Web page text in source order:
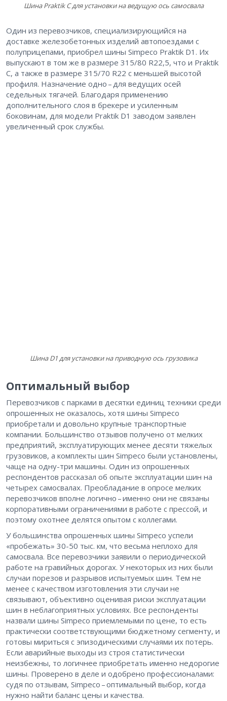
Шина Praktik C для установки на ведущую ось самосвала
Один из перевозчиков, специализирующийся на
доставке железобетонных изделий автопоездами с
полуприцепами, приобрел шины Simpeco Praktik D1. Их
выпускают в том же в размере 315/80 R22,5, что и Praktik
С, а также в размере 315/70 R22 с меньшей высотой
профиля. Назначение одно – для ведущих осей
седельных тягачей. Благодаря применению
дополнительного слоя в брекере и усиленным
боковинам, для модели Praktik D1 заводом заявлен
увеличенный срок службы.
Шина D1 для установки на приводную ось грузовика
Оптимальный выбор
Перевозчиков с парками в десятки единиц техники среди
опрошенных не оказалось, хотя шины Simpeco
приобретали и довольно крупные транспортные
компании. Большинство отзывов получено от мелких
предприятий, эксплуатирующих менее десяти тяжелых
грузовиков, а комплекты шин Simpeco были установлены,
чаще на одну-три машины. Один из опрошенных
респондентов рассказал об опыте эксплуатации шин на
четырех самосвалах. Преобладание в опросе мелких
перевозчиков вполне логично – именно они не связаны
корпоративными ограничениями в работе с прессой, и
поэтому охотнее делятся опытом с коллегами.
У большинства опрошенных шины Simpeco успели
«пробежать» 30-50 тыс. км, что весьма неплохо для
самосвала. Все перевозчики заявили о периодической
работе на гравийных дорогах. У некоторых из них были
случаи порезов и разрывов испытуемых шин. Тем не
менее с качеством изготовления эти случаи не
связывают, объективно оценивая риски эксплуатации
шин в неблагоприятных условиях. Все респонденты
назвали шины Simpeco приемлемыми по цене, то есть
практически соответствующими бюджетному сегменту, и
готовы мириться с эпизодическими случаями их потерь.
Если аварийные выходы из строя статистически
неизбежны, то логичнее приобретать именно недорогие
шины. Проверено в деле и одобрено профессионалами:
судя по отзывам, Simpeco – оптимальный выбор, когда
нужно найти баланс цены и качества.